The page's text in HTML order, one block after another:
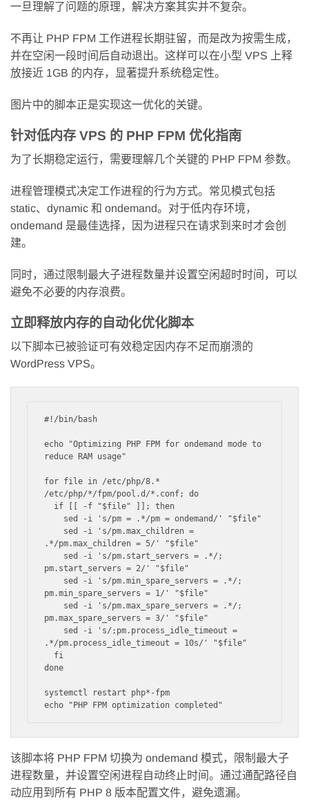
一旦理解了问题的原理，解决方案其实并不复杂。
不再让 PHP FPM 工作进程长期驻留，而是改为按需生成，
并在空闲一段时间后自动退出。这样可以在小型 VPS 上释
放接近 1GB 的内存，显著提升系统稳定性。
图片中的脚本正是实现这一优化的关键。
针对低内存 VPS 的 PHP FPM 优化指南
为了长期稳定运行，需要理解几个关键的 PHP FPM 参数。
进程管理模式决定工作进程的行为方式。常见模式包括
static、dynamic 和 ondemand。对于低内存环境，
ondemand 是最佳选择，因为进程只在请求到来时才会创
建。
同时，通过限制最大子进程数量并设置空闲超时时间，可以
避免不必要的内存浪费。
立即释放内存的自动化优化脚本
以下脚本已被验证可有效稳定因内存不足而崩溃的
WordPress VPS。
#!/bin/bash
echo "Optimizing PHP FPM for ondemand mode to
reduce RAM usage"
for file in /etc/php/8.*
/etc/php/*/fpm/pool.d/*.conf; do
.*/pm.max_children = 5/' "$file"
pm.start_servers = 2/' "$file"
pm.min_spare_servers = 1/' "$file"
pm.max_spare_servers = 3/' "$file"
.*/pm.process_idle_timeout = 10s/' "$file"
done
systemctl restart php*-fpm
该脚本将 PHP FPM 切换为 ondemand 模式，限制最大子
进程数量，并设置空闲进程自动终止时间。通过通配路径自
动应用到所有 PHP 8 版本配置文件，避免遗漏。